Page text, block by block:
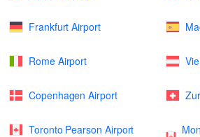
Frankfurt Airport
Rome Airport
Copenhagen Airport
Toronto Pearson Airport